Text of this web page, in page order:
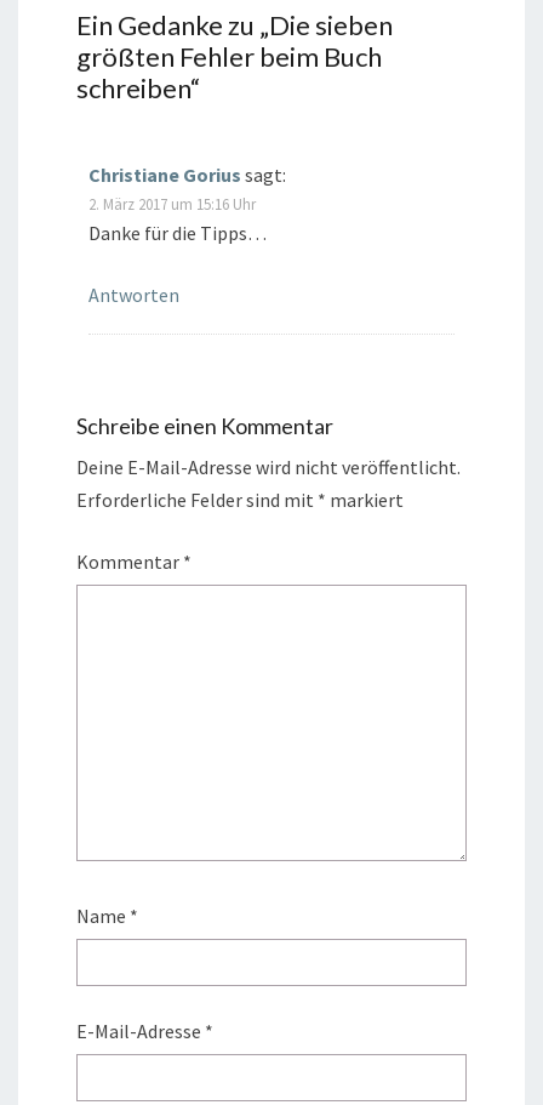
Ein Gedanke zu „Die sieben
größten Fehler beim Buch
schreiben“
Christiane Gorius sagt:
2. März 2017 um 15:16 Uhr
Danke für die Tipps…
Antworten
Schreibe einen Kommentar
Deine E-Mail-Adresse wird nicht veröffentlicht.
Erforderliche Felder sind mit * markiert
Kommentar *
Name *
E-Mail-Adresse *